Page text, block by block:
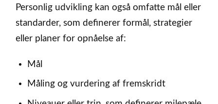
Personlig udvikling kan også omfatte mål eller
standarder, som definerer formål, strategier
eller planer for opnåelse af:
Mål
Måling og vurdering af fremskridt